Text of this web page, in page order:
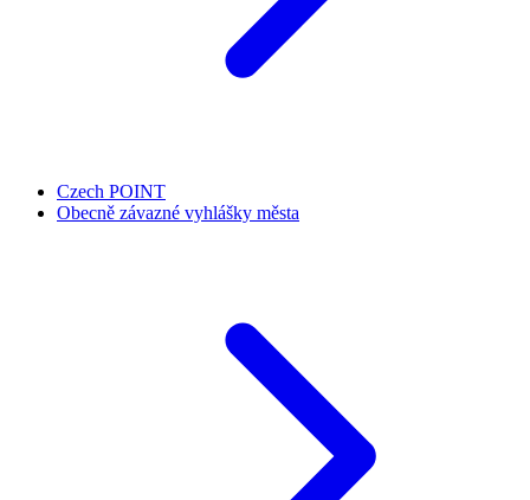
Czech POINT
Obecně závazné vyhlášky města